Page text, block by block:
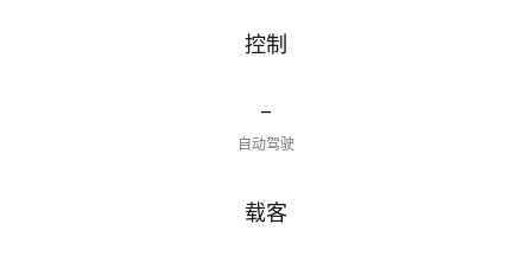
控制
-
自动驾驶
载客